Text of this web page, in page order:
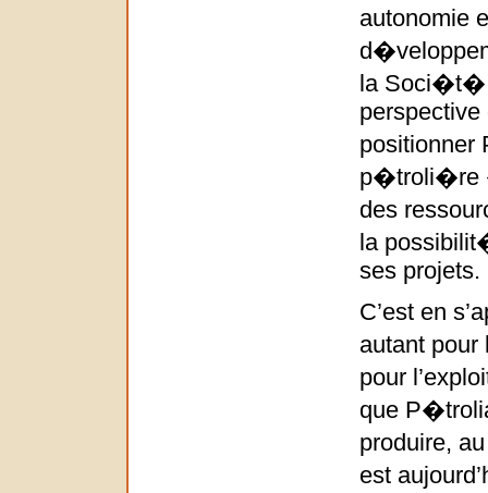
autonomie
la Soci�t�
p�troli�re
des
la
ses projets.
C’est en
autant
pour
que
produire,
est